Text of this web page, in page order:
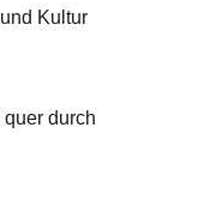
Kultur
durch